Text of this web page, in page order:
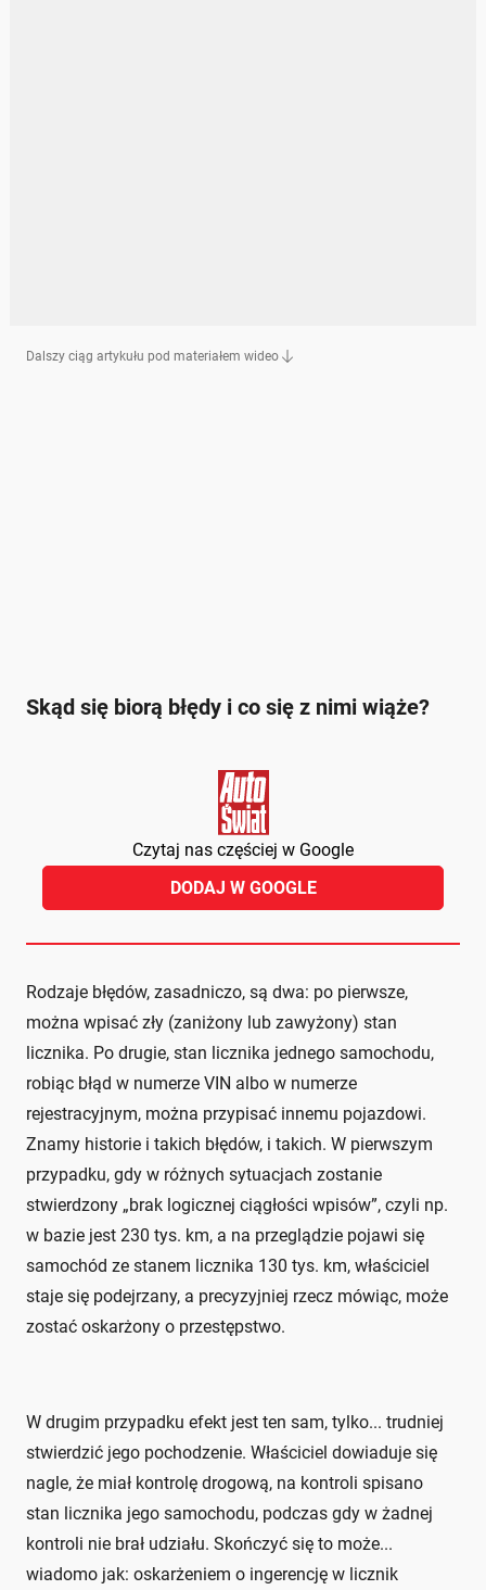
Dalszy ciąg artykułu pod materiałem wideo
Skąd się biorą błędy i co się z nimi wiąże?
Czytaj nas częściej w Google
DODAJ W GOOGLE
Rodzaje błędów, zasadniczo, są dwa: po pierwsze,
można wpisać zły (zaniżony lub zawyżony) stan
licznika. Po drugie, stan licznika jednego samochodu,
robiąc błąd w numerze VIN albo w numerze
rejestracyjnym, można przypisać innemu pojazdowi.
Znamy historie i takich błędów, i takich. W pierwszym
przypadku, gdy w różnych sytuacjach zostanie
stwierdzony „brak logicznej ciągłości wpisów”, czyli np.
w bazie jest 230 tys. km, a na przeglądzie pojawi się
samochód ze stanem licznika 130 tys. km, właściciel
staje się podejrzany, a precyzyjniej rzecz mówiąc, może
zostać oskarżony o przestępstwo.
W drugim przypadku efekt jest ten sam, tylko... trudniej
stwierdzić jego pochodzenie. Właściciel dowiaduje się
nagle, że miał kontrolę drogową, na kontroli spisano
stan licznika jego samochodu, podczas gdy w żadnej
kontroli nie brał udziału. Skończyć się to może...
wiadomo jak: oskarżeniem o ingerencję w licznik